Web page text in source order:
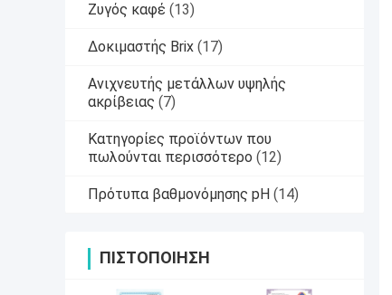
Ζυγός καφέ (13)
Δοκιμαστής Brix (17)
Ανιχνευτής μετάλλων υψηλής
ακρίβειας (7)
Κατηγορίες προϊόντων που
πωλούνται περισσότερο (12)
Πρότυπα βαθμονόμησης pH (14)
ΠΙΣΤΟΠΟΊΗΣΗ